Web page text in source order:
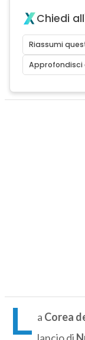
Chiedi
Riassumi
L a Corea